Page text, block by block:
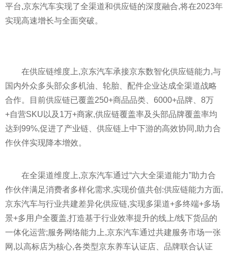
平台,京东汽车实现了全渠道和供应链的深度融合,将在2023年
实现高速增长与全面突破。
在供应链维度上,京东汽车承接京东数智化供应链能力,与
国内外众多头部众多机油、轮胎、配件企业达成全渠道战略
合作。目前供应链已覆盖250+商品品类、6000+品牌、8万
+自营SKU以及1万+商家,供应链覆盖率及头部品牌覆盖率均
达到99%,促进了产业链、供应链上中下游的高效协同,助力合
作伙伴实现降本增效。
在全渠道维度上,京东汽车通过“六大全渠道能力”助力合
作伙伴满足消费者多样化需求,实现价值共创:供应链能力方面,
京东汽车与行业共建差异化供应链,实现多渠道+多终端+多场
景+多用户全覆盖,打造基于行业效率提升的线上/线下货品的
一体化运营;服务网络能力上,京东汽车通过共建服务市场一张
网,以高标店为核心,各类型京东养车认证店、品牌联合认证